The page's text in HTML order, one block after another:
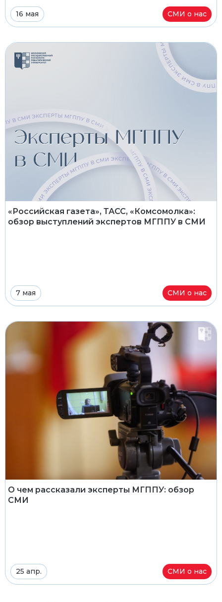
16 мая СМИ о нас
«Российская газета», ТАСС, «Комсомолка»:
обзор выступлений экспертов МГППУ в СМИ
7 мая СМИ о нас
О чем рассказали эксперты МГППУ: обзор
СМИ
25 апр. СМИ о нас